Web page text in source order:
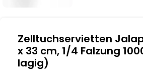
Zelltuchservietten
x 33 cm, 1/4 Falzung
lagig)